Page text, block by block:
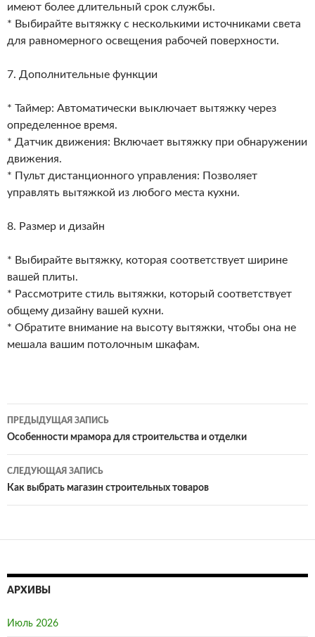
имеют более длительный срок службы.
* Выбирайте вытяжку с несколькими источниками света
для равномерного освещения рабочей поверхности.
7. Дополнительные функции
* Таймер: Автоматически выключает вытяжку через
определенное время.
* Датчик движения: Включает вытяжку при обнаружении
движения.
* Пульт дистанционного управления: Позволяет
управлять вытяжкой из любого места кухни.
8. Размер и дизайн
* Выбирайте вытяжку, которая соответствует ширине
вашей плиты.
* Рассмотрите стиль вытяжки, который соответствует
общему дизайну вашей кухни.
* Обратите внимание на высоту вытяжки, чтобы она не
мешала вашим потолочным шкафам.
Навигация
по
записям
ПРЕДЫДУЩАЯ ЗАПИСЬ
Особенности мрамора для строительства и отделки
СЛЕДУЮЩАЯ ЗАПИСЬ
Как выбрать магазин строительных товаров
АРХИВЫ
Июль 2026